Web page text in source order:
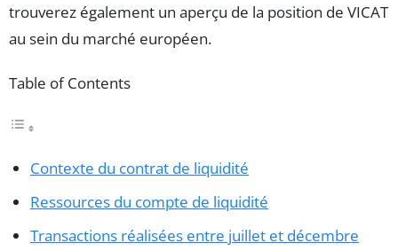
trouverez également un aperçu de la position de VICAT
au sein du marché européen.
Table of Contents
Contexte du contrat de liquidité
Ressources du compte de liquidité
Transactions réalisées entre juillet et décembre